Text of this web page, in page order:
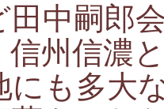
中嗣郎
信州信濃
にも多大